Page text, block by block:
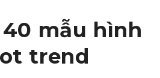
mẫu hình
trend